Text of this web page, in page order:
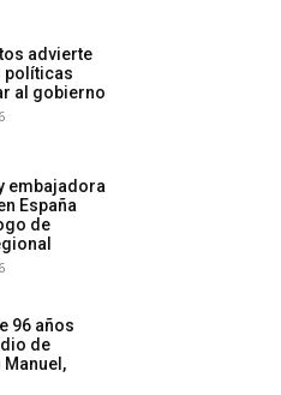
advierte
políticas
al gobierno
embajadora
España
de
96 años
de
Manuel,